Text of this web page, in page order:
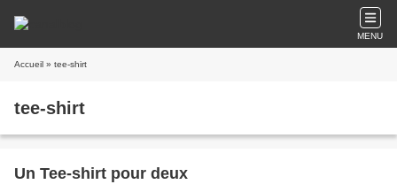
MENU
Accueil » tee-shirt
tee-shirt
Un Tee-shirt pour deux